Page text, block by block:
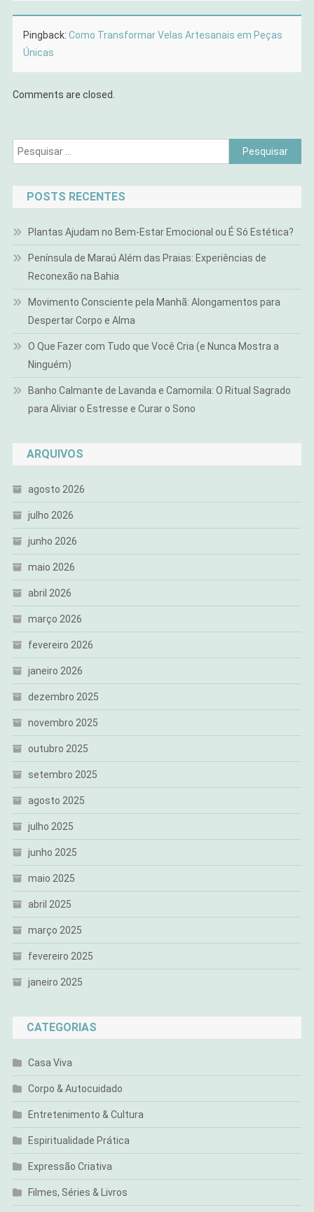
Pingback: Como Transformar Velas Artesanais em Peças
Únicas
Comments are closed.
Pesquisar
por:
POSTS RECENTES
Plantas Ajudam no Bem-Estar Emocional ou É Só Estética?
Península de Maraú Além das Praias: Experiências de
Reconexão na Bahia
Movimento Consciente pela Manhã: Alongamentos para
Despertar Corpo e Alma
O Que Fazer com Tudo que Você Cria (e Nunca Mostra a
Ninguém)
Banho Calmante de Lavanda e Camomila: O Ritual Sagrado
para Aliviar o Estresse e Curar o Sono
ARQUIVOS
agosto 2026
julho 2026
junho 2026
maio 2026
abril 2026
março 2026
fevereiro 2026
janeiro 2026
dezembro 2025
novembro 2025
outubro 2025
setembro 2025
agosto 2025
julho 2025
junho 2025
maio 2025
abril 2025
março 2025
fevereiro 2025
janeiro 2025
CATEGORIAS
Casa Viva
Corpo & Autocuidado
Entretenimento & Cultura
Espiritualidade Prática
Expressão Criativa
Filmes, Séries & Livros